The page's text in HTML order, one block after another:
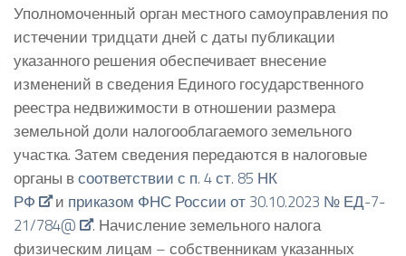
Уполномоченный орган местного самоуправления по
истечении тридцати дней с даты публикации
указанного решения обеспечивает внесение
изменений в сведения Единого государственного
реестра недвижимости в отношении размера
земельной доли налогооблагаемого земельного
участка. Затем сведения передаются в налоговые
органы всоответствии с п. 4 ст. 85 НК
РФ
и приказом ФНС России от 30.10.2023 № ЕД-7-
21/784@
. Начисление земельного налога
физическим лицам – собственникам указанных